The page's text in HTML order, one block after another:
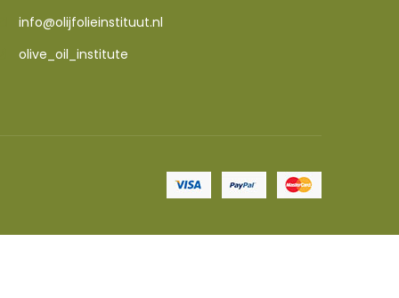
info@olijfolieinstituut.nl
olive_oil_institute